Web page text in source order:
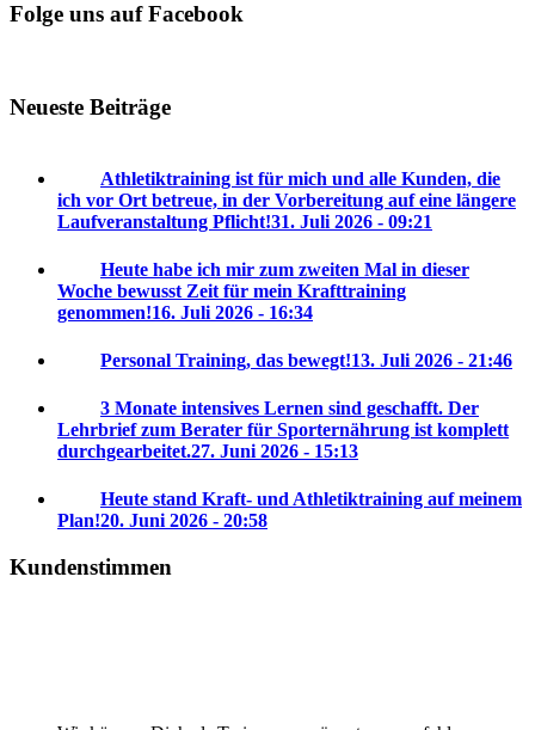
Folge uns auf Facebook
Neueste Beiträge
Athletiktraining ist für mich und alle Kunden, die
ich vor Ort betreue, in der Vorbereitung auf eine längere
Laufveranstaltung Pflicht!31. Juli 2026 - 09:21
Heute habe ich mir zum zweiten Mal in dieser
Woche bewusst Zeit für mein Krafttraining
genommen!16. Juli 2026 - 16:34
Personal Training, das bewegt!13. Juli 2026 - 21:46
3 Monate intensives Lernen sind geschafft. Der
Lehrbrief zum Berater für Sporternährung ist komplett
durchgearbeitet.27. Juni 2026 - 15:13
Heute stand Kraft- und Athletiktraining auf meinem
Plan!20. Juni 2026 - 20:58
Kundenstimmen